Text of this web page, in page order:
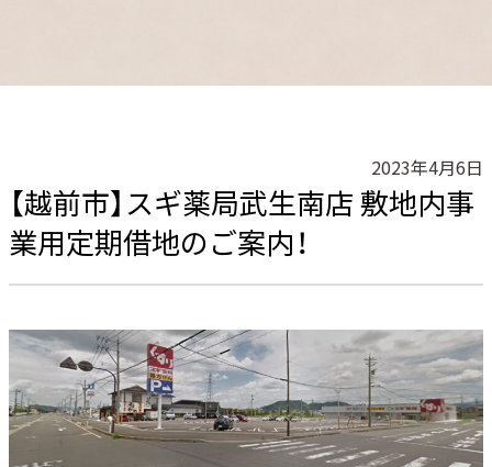
2023年4月6日
【越前市】スギ薬局武生南店 敷地内事
業用定期借地のご案内！